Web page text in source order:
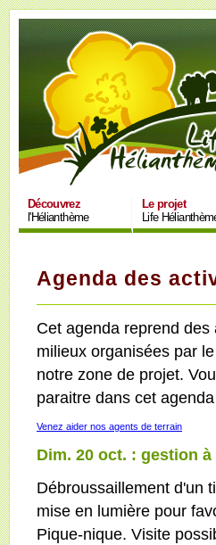
Découvrez
l'Hélianthème
Le projet
Life
Agenda des
Cet agenda reprend
milieux organisées par
notre zone de projet.
paraitre dans cet
Venez aider nos agents de terrain
Dim. 20 oct. : gestion
Débroussaillement d'un
mise en lumière pour
Pique-nique. Visite